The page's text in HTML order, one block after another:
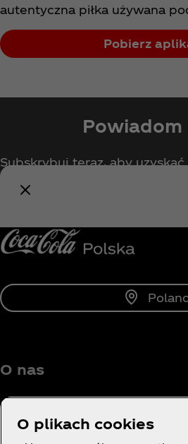
autentyczna piłka używana
Pobierz
Powiadom
Subskrybuj teraz, aby
do wszystkiego, co związane z
O nas
O plikach cookies